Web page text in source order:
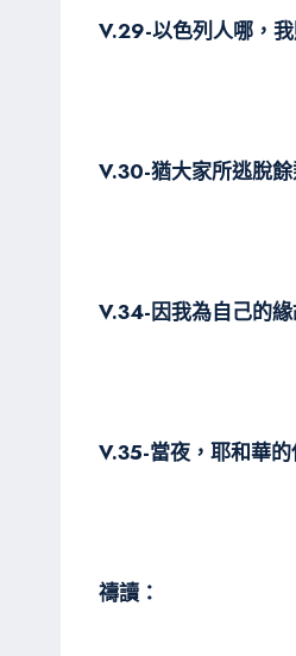
V.29-以色列人哪，
V.30-猶大家所逃脫
V.34-因我為自己的
V.35-當夜，耶和華
禱讀：